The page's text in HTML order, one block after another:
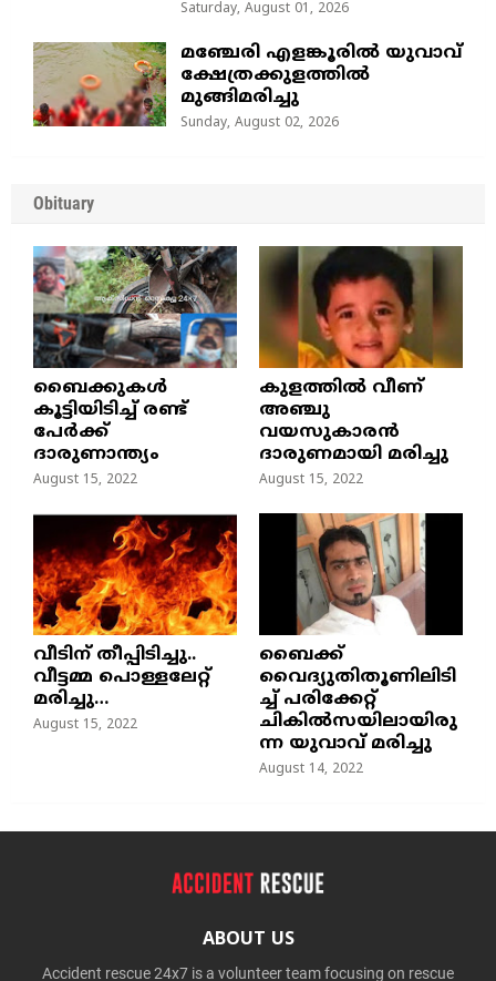
Saturday, August 01, 2026
മഞ്ചേരി എളങ്കൂരിൽ യുവാവ്
ക്ഷേത്രക്കുളത്തിൽ
മുങ്ങിമരിച്ചു
Sunday, August 02, 2026
Obituary
ബൈക്കുകൾ
കൂട്ടിയിടിച്ച് രണ്ട്
പേർക്ക്
ദാരുണാന്ത്യം
August 15, 2022
കുളത്തില്‍ വീണ്
അഞ്ചു
വയസുകാരന്‍
ദാരുണമായി മരിച്ചു
August 15, 2022
വീടിന് തീപ്പിടിച്ചു..
വീട്ടമ്മ പൊള്ളലേറ്റ്
മരിച്ചു…
August 15, 2022
ബൈക്ക്
വൈദ്യുതിതൂണിലിടി
ച്ച്‌ പരിക്കേറ്റ്
ചികില്‍സയിലായിരു
ന്ന യുവാവ് മരിച്ചു
August 14, 2022
ABOUT US
Accident rescue 24x7 is a volunteer team focusing on rescue